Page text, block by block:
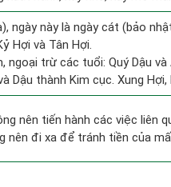
ngày này là ngày cát (bảo
Hợi và Tân Hợi.
ngoại trừ các tuổi: Quý Dậu
Dậu thành Kim cục. Xung
nên tiến hành các việc liên
nên đi xa để tránh tiền của